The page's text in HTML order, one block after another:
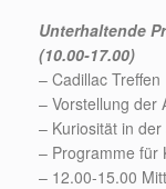
Unterhaltende
(10.00-17.00)
– Cadillac Treffen
– Vorstellung der
– Kuriosität in
– Programme für
– 12.00-15.00